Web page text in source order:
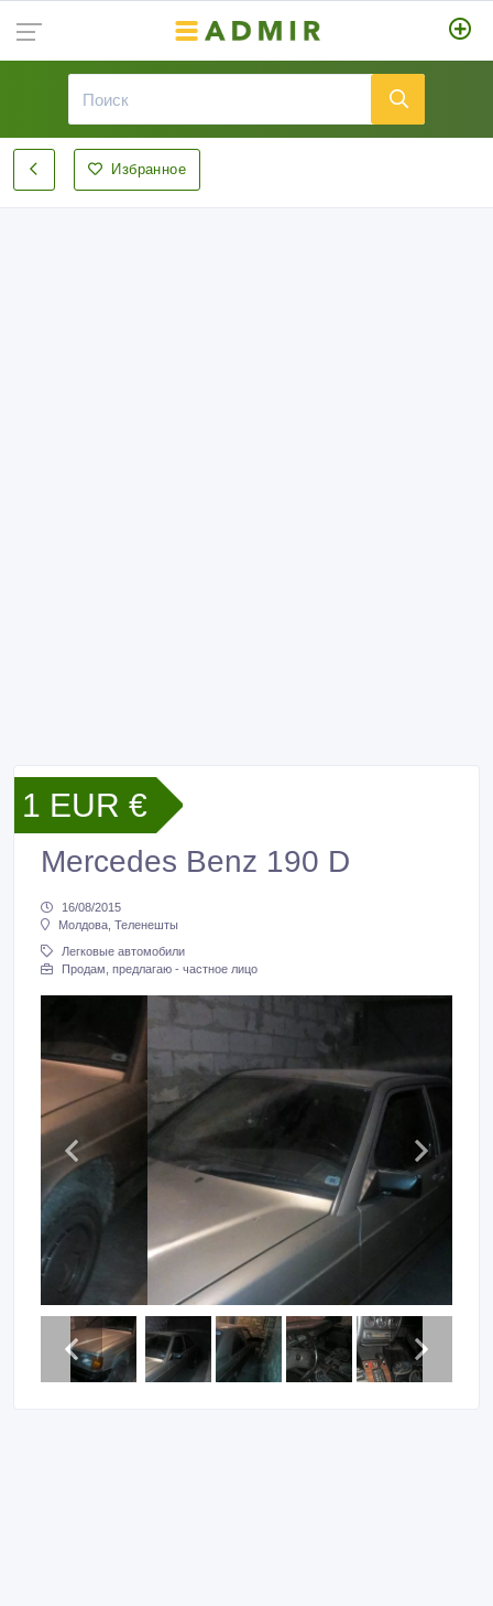
Избранное
1 EUR €
Mercedes Benz 190 D
16/08/2015
Молдова, Теленешты
Легковые автомобили
Продам, предлагаю - частное лицо